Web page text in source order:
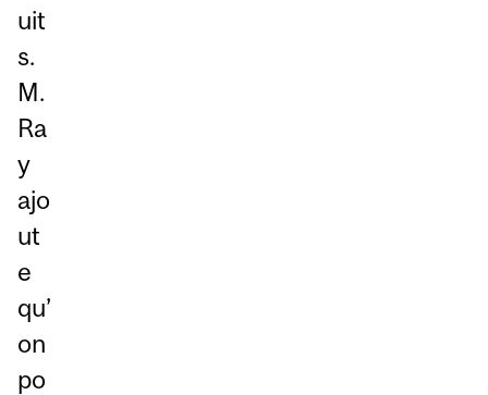
uit
s.
M.
Ra
y
ajo
ut
e
qu’
on
po